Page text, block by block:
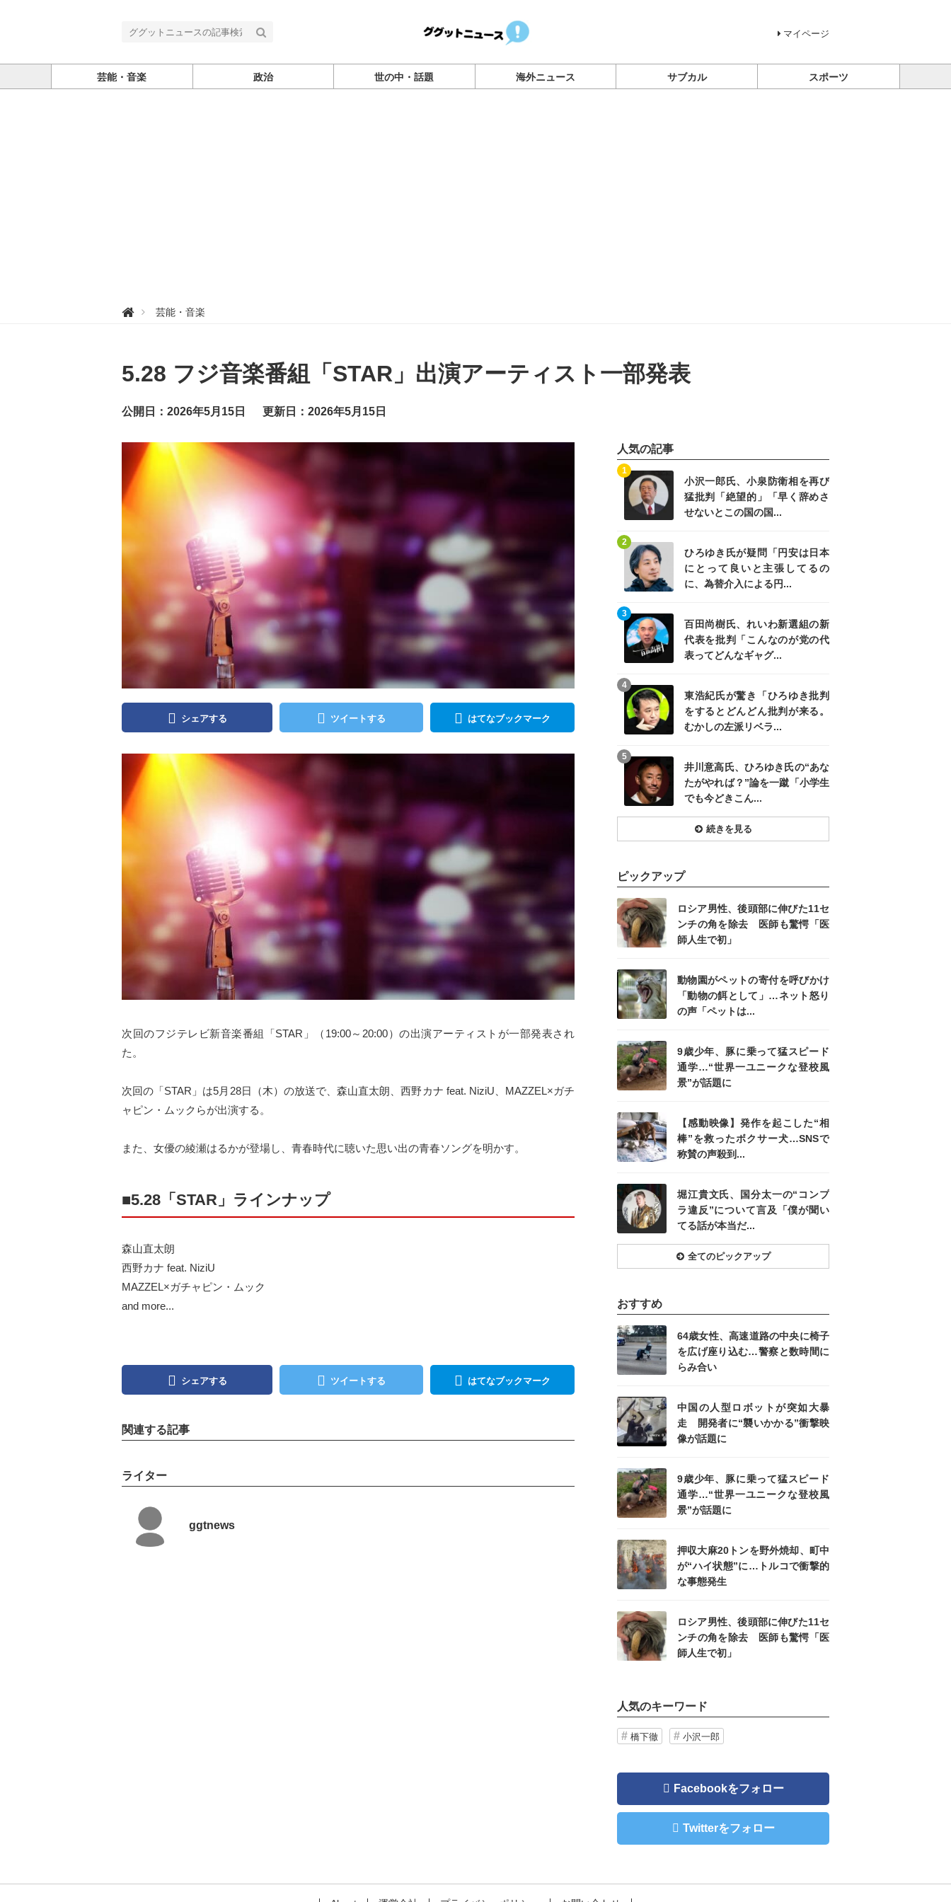
マイページ
芸能・音楽 政治 世の中・話題 海外ニュース サブカル スポーツ
グ
ー
ス
芸能・音楽
5.28 フジ音楽番組「STAR」出演アーティスト一部発表
公開日：2026年5月15日 更新日：2026年5月15日
シェアする ツイートする はてなブックマーク
次回のフジテレビ新音楽番組「STAR」（19:00～20:00）の出演アーティストが一部発表され
た。
次回の「STAR」は5月28日（木）の放送で、森山直太朗、西野カナ feat. NiziU、MAZZEL×ガチ
ャピン・ムックらが出演する。
また、女優の綾瀬はるかが登場し、青春時代に聴いた思い出の青春ソングを明かす。
■5.28「STAR」ラインナップ
森山直太朗
西野カナ feat. NiziU
MAZZEL×ガチャピン・ムック
and more...
シェアする ツイートする はてなブックマーク
関連する記事
ライター
ggtnews
人気の記事
小沢一郎氏、小泉防衛相を再び
猛批判「絶望的」「早く辞めさ
せないとこの国の国...
1
ひろゆき氏が疑問「円安は日本
にとって良いと主張してるの
に、為替介入による円...
2
百田尚樹氏、れいわ新選組の新
代表を批判「こんなのが党の代
表ってどんなギャグ...
3
記事を読む
東浩紀氏が驚き「ひろゆき批判
をするとどんどん批判が来る。
むかしの左派リベラ...
4
井川意高氏、ひろゆき氏の“あな
たがやれば？”論を一蹴「小学生
でも今どきこん...
5
記事を読む
続きを見る
ピックアップ
ロシア男性、後頭部に伸びた11セ
ンチの角を除去 医師も驚愕「医
師人生で初」
動物園がペットの寄付を呼びかけ
「動物の餌として」…ネット怒り
の声「ペットは...
記事を読む
9歳少年、豚に乗って猛スピード
通学…“世界一ユニークな登校風
景”が話題に
記事を読む
【感動映像】発作を起こした“相
棒”を救ったボクサー犬…SNSで
称賛の声殺到...
堀江貴文氏、国分太一の“コンプ
ラ違反”について言及「僕が聞い
てる話が本当だ...
全てのピックアップ
おすすめ
64歳女性、高速道路の中央に椅子
を広げ座り込む…警察と数時間に
らみ合い
中国の人型ロボットが突如大暴
走 開発者に“襲いかかる”衝撃映
像が話題に
記事を読む
9歳少年、豚に乗って猛スピード
通学…“世界一ユニークな登校風
景”が話題に
押収大麻20トンを野外焼却、町中
が“ハイ状態”に…トルコで衝撃的
な事態発生
ロシア男性、後頭部に伸びた11セ
ンチの角を除去 医師も驚愕「医
師人生で初」
人気のキーワード
橋下徹 小沢一郎
Facebookをフォロー
Twitterをフォロー